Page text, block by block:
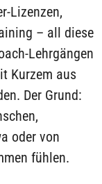
Lizenzen,
– all diese
Lehrgängen
Kurzem aus
Der Grund:
oder von
fühlen.